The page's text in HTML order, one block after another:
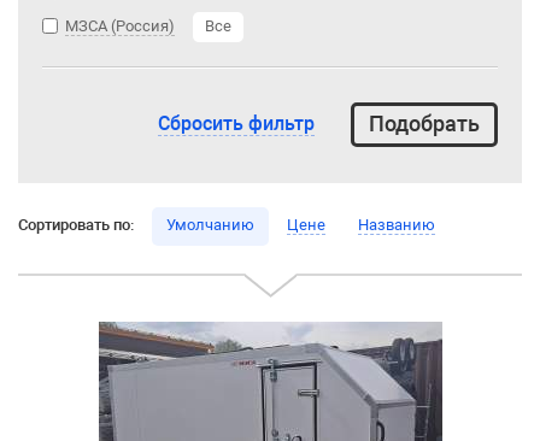
МЗСА (Россия)
Все
Сбросить фильтр
Сортировать по: Умолчанию Цене Названию